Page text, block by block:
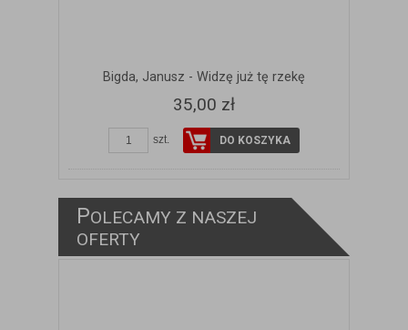
Bigda, Janusz - Widzę już tę rzekę
35,00 zł
szt. DO KOSZYKA
POLECAMY Z NASZEJ
OFERTY
ZOBACZ SZCZEGÓŁY